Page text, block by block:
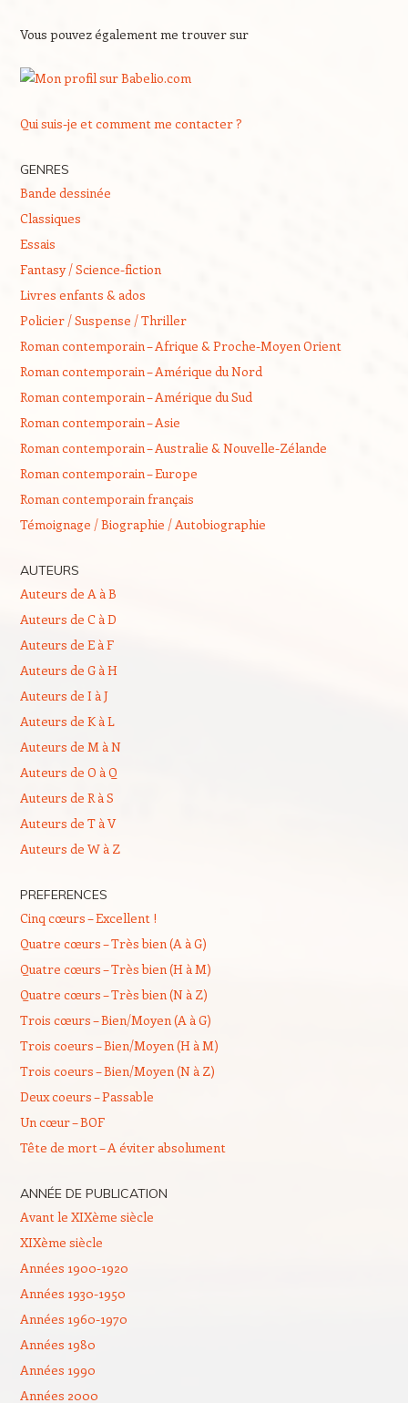
Vous pouvez également me trouver sur
Qui suis-je et comment me contacter ?
GENRES
Bande dessinée
Classiques
Essais
Fantasy / Science-fiction
Livres enfants & ados
Policier / Suspense / Thriller
Roman contemporain – Afrique & Proche-Moyen Orient
Roman contemporain – Amérique du Nord
Roman contemporain – Amérique du Sud
Roman contemporain – Asie
Roman contemporain – Australie & Nouvelle-Zélande
Roman contemporain – Europe
Roman contemporain français
Témoignage / Biographie / Autobiographie
AUTEURS
Auteurs de A à B
Auteurs de C à D
Auteurs de E à F
Auteurs de G à H
Auteurs de I à J
Auteurs de K à L
Auteurs de M à N
Auteurs de O à Q
Auteurs de R à S
Auteurs de T à V
Auteurs de W à Z
PREFERENCES
Cinq cœurs – Excellent !
Quatre cœurs – Très bien (A à G)
Quatre cœurs – Très bien (H à M)
Quatre cœurs – Très bien (N à Z)
Trois cœurs – Bien/Moyen (A à G)
Trois coeurs – Bien/Moyen (H à M)
Trois coeurs – Bien/Moyen (N à Z)
Deux coeurs – Passable
Un cœur – BOF
Tête de mort – A éviter absolument
ANNÉE DE PUBLICATION
Avant le XIXème siècle
XIXème siècle
Années 1900-1920
Années 1930-1950
Années 1960-1970
Années 1980
Années 1990
Années 2000